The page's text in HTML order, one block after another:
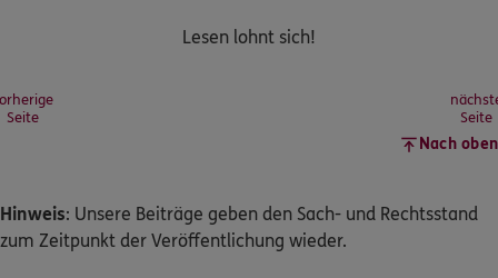
Lesen lohnt sich!
Seite
Seite
Nach oben
Hinweis: Unsere Beiträge geben den Sach- und Rechtsstand
zum Zeitpunkt der Veröffentlichung wieder.